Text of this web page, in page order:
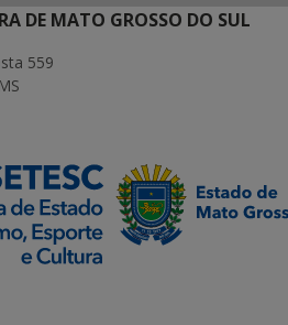
DE MATO GROSSO DO SUL
559